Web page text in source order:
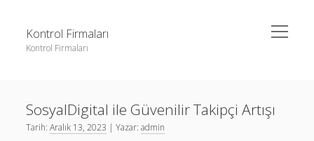
Kontrol Firmaları
Kontrol Firmaları
menüyü
aç
Liste
Sayfa Listesi
SosyalDigital ile Güvenilir Takipçi Artışı
Tarih:Aralık 13, 2023 | Yazar:admin